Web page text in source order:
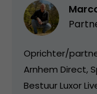
Oprichter/
Arnhem Direct,
Bestuur Luxor